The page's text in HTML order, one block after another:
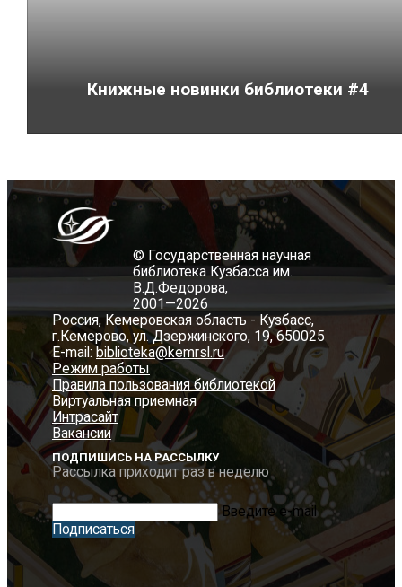
Книжные новинки библиотеки #4
© Государственная научная
библиотека Кузбасса им.
В.Д.Федорова,
2001—2026
Россия, Кемеровская область - Кузбасс,
г.Кемерово, ул. Дзержинского, 19, 650025
E-mail: biblioteka@kemrsl.ru
Режим работы
Правила пользования библиотекой
Виртуальная приемная
Интрасайт
Вакансии
ПОДПИШИСЬ НА РАССЫЛКУ
Рассылка приходит раз в неделю
Введите e-mail
Подписаться